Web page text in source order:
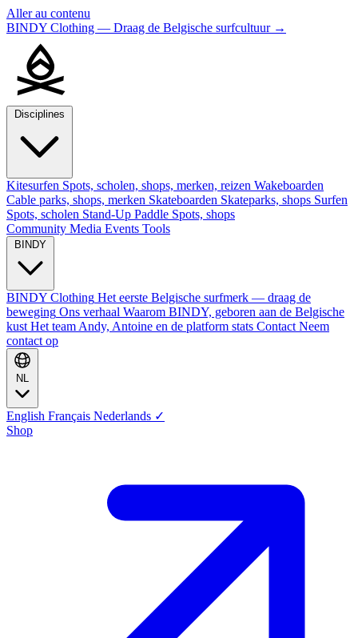
Aller au contenu
BINDY Clothing — Draag de Belgische surfcultuur →
Kitesurfen Spots, scholen, shops, merken, reizen Wakeboarden
Cable parks, shops, merken Skateboarden Skateparks, shops Surfen
Spots, scholen Stand-Up Paddle Spots, shops
Community Media Events Tools
BINDY Clothing Het eerste Belgische surfmerk — draag de
beweging Ons verhaal Waarom BINDY, geboren aan de Belgische
kust Het team Andy, Antoine en de platform stats Contact Neem
contact op
English Français Nederlands ✓
Shop